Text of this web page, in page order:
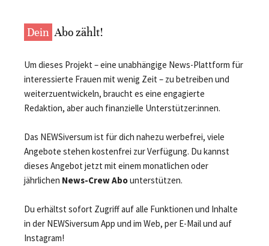
Dein Abo zählt!
Um dieses Projekt – eine unabhängige News-Plattform für
interessierte Frauen mit wenig Zeit – zu betreiben und
weiterzuentwickeln, braucht es eine engagierte
Redaktion, aber auch finanzielle Unterstützer:innen.
Das NEWSiversum ist für dich nahezu werbefrei, viele
Angebote stehen kostenfrei zur Verfügung. Du kannst
dieses Angebot jetzt mit einem monatlichen oder
jährlichen News-Crew Abounterstützen.
Du erhältst sofort Zugriff auf alle Funktionen und Inhalte
in der NEWSiversum App und im Web, per E-Mail und auf
Instagram!